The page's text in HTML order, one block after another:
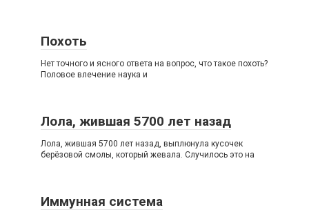
Похоть
Нет точного и ясного ответа на вопрос, что такое похоть?
Половое влечение наука и
Лола, жившая 5700 лет назад
Лола, жившая 5700 лет назад, выплюнула кусочек
берёзовой смолы, который жевала. Случилось это на
Иммунная система